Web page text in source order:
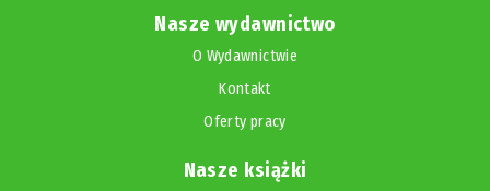
Nasze wydawnictwo
O Wydawnictwie
Kontakt
Oferty pracy
Nasze książki